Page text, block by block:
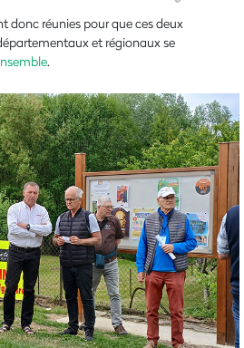
donc réunies pour que ces deux
et régionaux se
.